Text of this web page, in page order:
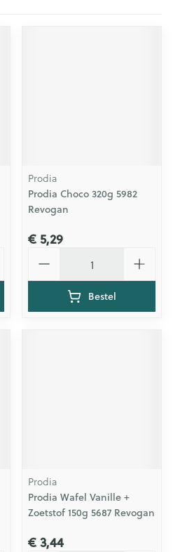
Prodia
Prodia Choco 320g 5982
Revogan
€ 5,29
Bestel
Prodia
Prodia Wafel Vanille +
Zoetstof 150g 5687 Revogan
€ 3,44